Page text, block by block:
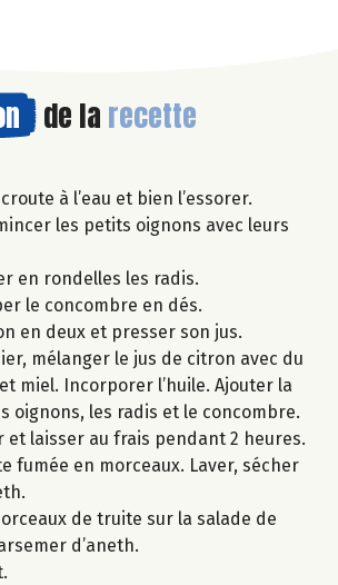
de la recette
à l’eau et bien l’essorer.
les petits oignons avec leurs
en rondelles les radis.
le concombre en dés.
en deux et presser son jus.
mélanger le jus de citron avec du
miel. Incorporer l’huile. Ajouter la
oignons, les radis et le concombre.
et laisser au frais pendant 2 heures.
fumée en morceaux. Laver, sécher
de truite sur la salade de
d’aneth.